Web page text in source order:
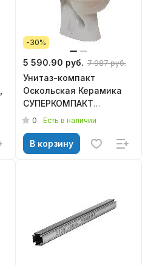
-30%
5 590.90 руб. 7 987 руб.
Унитаз-компакт
Оскольская Керамика
СУПЕРКОМПАКТ
Стандарт
0 Есть в наличии
В корзину